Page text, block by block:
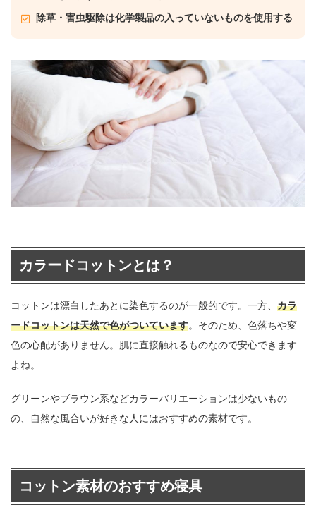
除草・害虫駆除は化学製品の入っていないものを使用する
カラードコットンとは？
コットンは漂白したあとに染色するのが一般的です。一方、 カラ
ードコットンは天然で色がついています。そのため、色落ちや変
色の心配がありません。肌に直接触れるものなので安心できます
よね。
グリーンやブラウン系などカラーバリエーションは少ないもの
の、自然な風合いが好きな人にはおすすめの素材です。
コットン素材のおすすめ寝具